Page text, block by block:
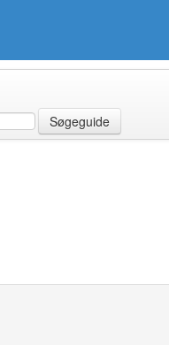
Søgeguide